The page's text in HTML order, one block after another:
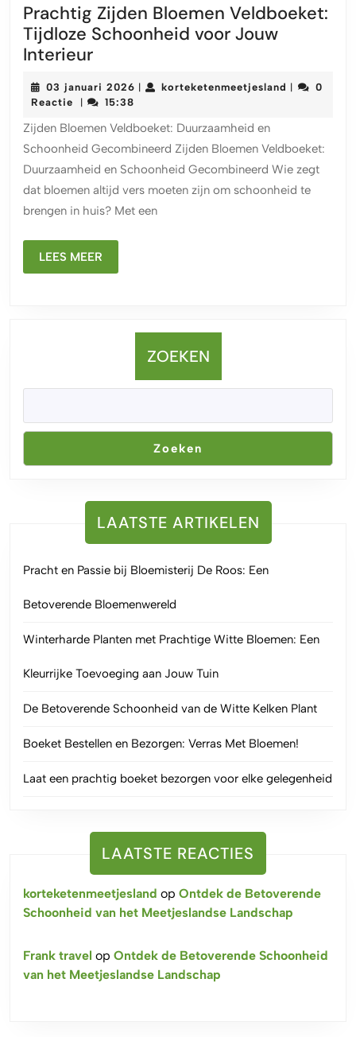
Prachtig Zijden Bloemen Veldboeket:
Tijdloze Schoonheid voor Jouw
InterieurPrachtig
Bloemen
Tijdloze
Schoonheid
voor
Jouw
Interieur
03 januari 2026 03
| korteketenmeetjesland |
0
Reactie
| 15:38
Zijden Bloemen Veldboeket: Duurzaamheid en
Schoonheid Gecombineerd Zijden Bloemen Veldboeket:
Duurzaamheid en Schoonheid Gecombineerd Wie zegt
dat bloemen altijd vers moeten zijn om schoonheid te
brengen in huis? Met een
LEES MEER
MEER
ZOEKEN
Zoeken
LAATSTE ARTIKELEN
Pracht en Passie bij Bloemisterij De Roos: Een
Betoverende Bloemenwereld
Winterharde Planten met Prachtige Witte Bloemen: Een
Kleurrijke Toevoeging aan Jouw Tuin
De Betoverende Schoonheid van de Witte Kelken Plant
Boeket Bestellen en Bezorgen: Verras Met Bloemen!
Laat een prachtig boeket bezorgen voor elke gelegenheid
LAATSTE REACTIES
korteketenmeetjesland op Ontdek de Betoverende
Schoonheid van het Meetjeslandse Landschap
Frank travel op Ontdek de Betoverende Schoonheid
van het Meetjeslandse Landschap